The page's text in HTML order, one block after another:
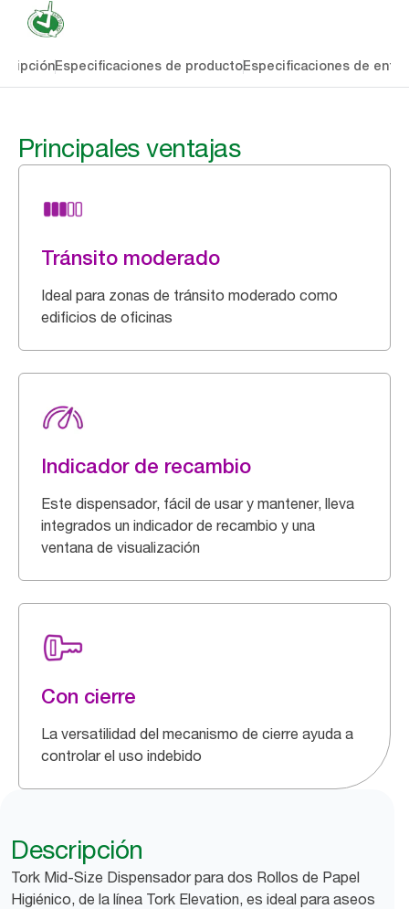
Especificaciones de productoEspecificaciones de
Principales ventajas
Tránsito moderado
Ideal para zonas de tránsito moderado como
edificios de oficinas
Indicador de recambio
Este dispensador, fácil de usar y mantener, lleva
integrados un indicador de recambio y una
ventana de visualización
Con cierre
La versatilidad del mecanismo de cierre ayuda a
controlar el uso indebido
Descripción
Tork Mid-Size Dispensador para dos Rollos de Papel
Higiénico, de la línea Tork Elevation, es ideal para aseos